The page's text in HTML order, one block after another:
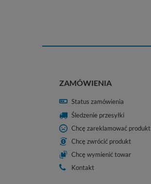
ZAMÓWIENIA
Status zamówienia
Śledzenie przesyłki
Chcę zareklamować produkt
Chcę zwrócić produkt
Chcę wymienić towar
Kontakt